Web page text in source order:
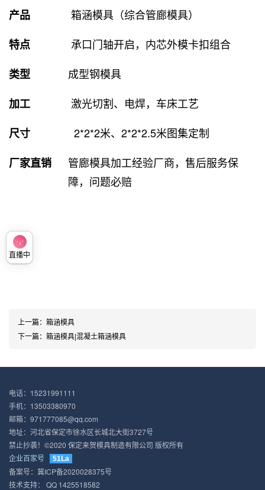
产品
箱涵模具（综合管廊模具）
特点
承口门轴开启，内芯外模卡扣组合
类型
成型钢模具
加工
激光切割、电焊，车床工艺
尺寸
2*2*2米、2*2*2.5米图集定制
厂家直销
管廊模具加工经验厂商，售后服务保
障，问题必赔
上一篇： 箱涵模具
下一篇： 箱涵模具|混凝土箱涵模具
电话：15231991111
手机：13503380970
邮箱：971777085@qq.com
地址：河北省保定市徐水区长城北大街3727号
禁止抄袭！©2020 保定来贺模具制造有限公司 版权所有
企业百家号
51La
备案号： 冀ICP备2020028375号
技术支持：
QQ 1425518582
直播中